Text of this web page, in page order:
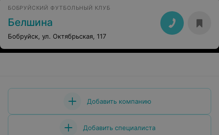
БОБРУЙСКИЙ ФУТБОЛЬНЫЙ КЛУБ
Белшина
Бобруйск, ул. Октябрьская, 117
Добавить компанию
Добавить специалиста